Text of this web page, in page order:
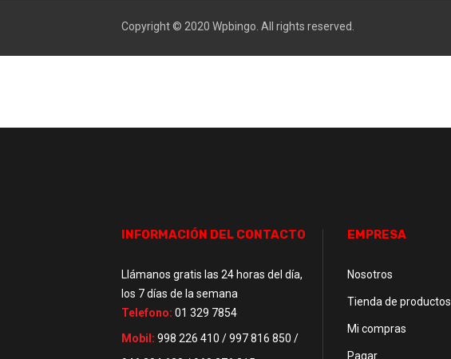
Copyright © 2020 Wpbingo . All rights reserved.
INFORMACIÓN DEL CONTACTO
Llámanos gratis las 24 horas del día,
los 7 días de la semana
Telefono: 01 329 7854
Mobil: 998 226 410 / 997 816 850 /
EMPRESA
Nosotros
Tienda de productos
Mi compras
Pagar